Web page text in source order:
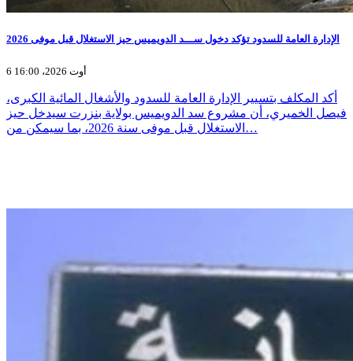
الإدارة العامة للسدود تؤكد دخول ســـد الدويميس حيز الاستغلال قبل موفى 2026
6 أوت 2026، 16:00
أكد المكلف بتسيير الإدارة العامة للسدود والأشغال المائية الكبرى،
فيصل الخميري، أن مشروع سد الدويميس بولاية بنزرت سيدخل حيز
الاستغلال قبل موفى سنة 2026، بما سيمكن من…